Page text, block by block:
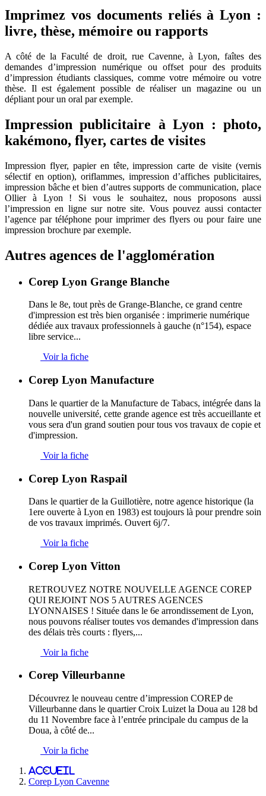
Imprimez vos documents reliés à Lyon :
livre, thèse, mémoire ou rapports
A côté de la Faculté de droit, rue Cavenne, à Lyon, faîtes des
demandes d’impression numérique ou offset pour des produits
d’impression étudiants classiques, comme votre mémoire ou votre
thèse. Il est également possible de réaliser un magazine ou un
dépliant pour un oral par exemple.
Impression publicitaire à Lyon : photo,
kakémono, flyer, cartes de visites
Impression flyer, papier en tête, impression carte de visite (vernis
sélectif en option), oriflammes, impression d’affiches publicitaires,
impression bâche et bien d’autres supports de communication, place
Ollier à Lyon ! Si vous le souhaitez, nous proposons aussi
l’impression en ligne sur notre site. Vous pouvez aussi contacter
l’agence par téléphone pour imprimer des flyers ou pour faire une
impression brochure par exemple.
Autres agences de l'agglomération
Corep Lyon Grange Blanche
Dans le 8e, tout près de Grange-Blanche, ce grand centre
d'impression est très bien organisée : imprimerie numérique
dédiée aux travaux professionnels à gauche (n°154), espace
libre service...
Voir la fiche
Corep Lyon Manufacture
Dans le quartier de la Manufacture de Tabacs, intégrée dans la
nouvelle université, cette grande agence est très accueillante et
vous sera d'un grand soutien pour tous vos travaux de copie et
d'impression.
Voir la fiche
Corep Lyon Raspail
Dans le quartier de la Guillotière, notre agence historique (la
1ere ouverte à Lyon en 1983) est toujours là pour prendre soin
de vos travaux imprimés. Ouvert 6j/7.
Voir la fiche
Corep Lyon Vitton
RETROUVEZ NOTRE NOUVELLE AGENCE COREP
QUI REJOINT NOS 5 AUTRES AGENCES
LYONNAISES ! Située dans le 6e arrondissement de Lyon,
nous pouvons réaliser toutes vos demandes d'impression dans
des délais très courts : flyers,...
Voir la fiche
Corep Villeurbanne
Découvrez le nouveau centre d’impression COREP de
Villeurbanne dans le quartier Croix Luizet la Doua au 128 bd
du 11 Novembre face à l’entrée principale du campus de la
Doua, à côté de...
Voir la fiche
Accueil
>
Corep Lyon Cavenne